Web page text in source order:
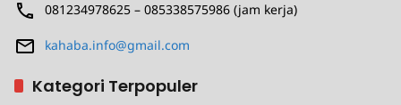
081234978625 – 085338575986 (jam kerja)
kahaba.info@gmail.com
Kategori Terpopuler